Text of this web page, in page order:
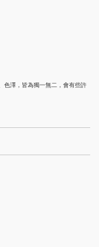
色澤，皆為獨一無二，會有些許